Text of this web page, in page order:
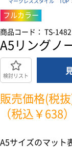
マークレススタイル TOP
フルカラー
商品コード： TS-1482
A5リングノ
検討リスト
販売価格(税
（税込￥638）
A5サイズのマット